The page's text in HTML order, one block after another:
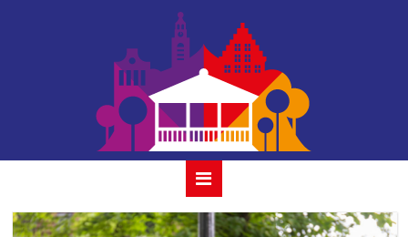
windfall-23-juli-
2023-07